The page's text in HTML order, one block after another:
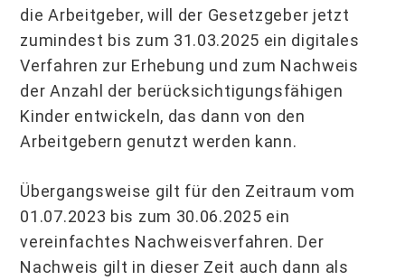
die Arbeitgeber, will der Gesetzgeber jetzt
zumindest bis zum 31.03.2025 ein digitales
Verfahren zur Erhebung und zum Nachweis
der Anzahl der berücksichtigungsfähigen
Kinder entwickeln, das dann von den
Arbeitgebern genutzt werden kann.
Übergangsweise gilt für den Zeitraum vom
01.07.2023 bis zum 30.06.2025 ein
vereinfachtes Nachweisverfahren. Der
Nachweis gilt in dieser Zeit auch dann als